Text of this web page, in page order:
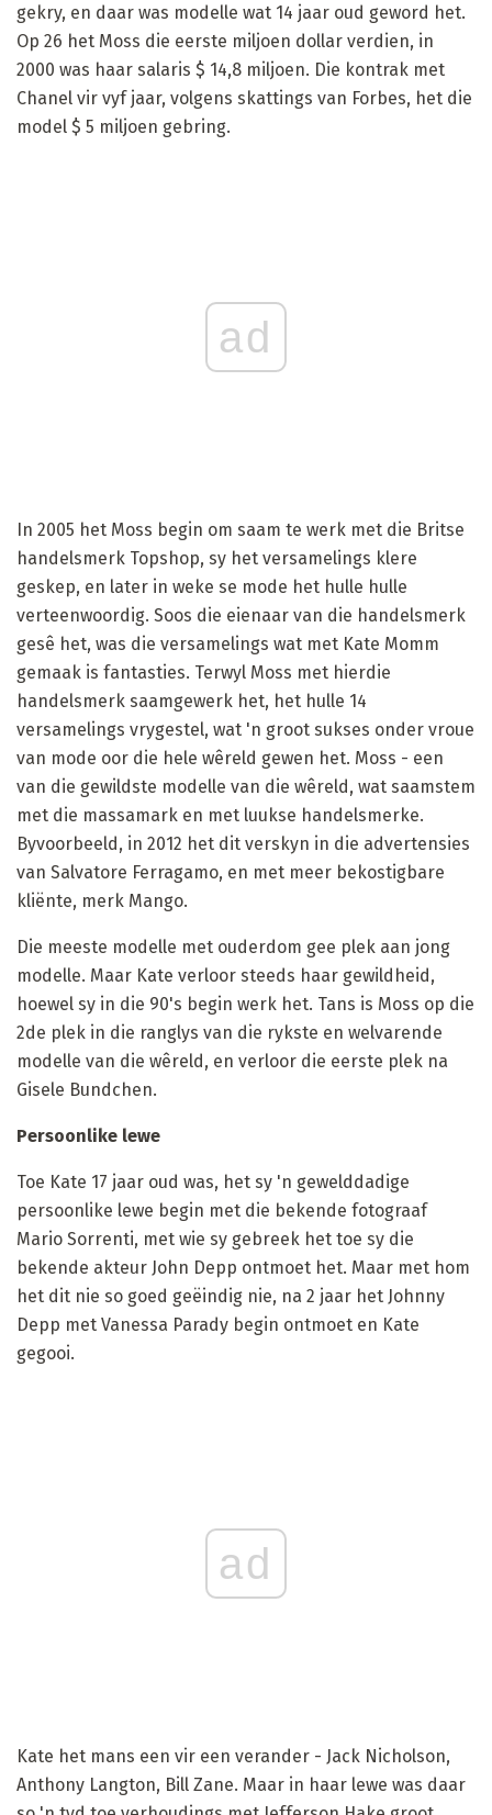
gekry, en daar was modelle wat 14 jaar oud geword het.
Op 26 het Moss die eerste miljoen dollar verdien, in
2000 was haar salaris $ 14,8 miljoen. Die kontrak met
Chanel vir vyf jaar, volgens skattings van Forbes, het die
model $ 5 miljoen gebring.
ad
In 2005 het Moss begin om saam te werk met die Britse
handelsmerk Topshop, sy het versamelings klere
geskep, en later in weke se mode het hulle hulle
verteenwoordig. Soos die eienaar van die handelsmerk
gesê het, was die versamelings wat met Kate Momm
gemaak is fantasties. Terwyl Moss met hierdie
handelsmerk saamgewerk het, het hulle 14
versamelings vrygestel, wat 'n groot sukses onder vroue
van mode oor die hele wêreld gewen het. Moss - een
van die gewildste modelle van die wêreld, wat saamstem
met die massamark en met luukse handelsmerke.
Byvoorbeeld, in 2012 het dit verskyn in die advertensies
van Salvatore Ferragamo, en met meer bekostigbare
kliënte, merk Mango.
Die meeste modelle met ouderdom gee plek aan jong
modelle. Maar Kate verloor steeds haar gewildheid,
hoewel sy in die 90's begin werk het. Tans is Moss op die
2de plek in die ranglys van die rykste en welvarende
modelle van die wêreld, en verloor die eerste plek na
Gisele Bundchen.
Persoonlike lewe
Toe Kate 17 jaar oud was, het sy 'n gewelddadige
persoonlike lewe begin met die bekende fotograaf
Mario Sorrenti, met wie sy gebreek het toe sy die
bekende akteur John Depp ontmoet het. Maar met hom
het dit nie so goed geëindig nie, na 2 jaar het Johnny
Depp met Vanessa Parady begin ontmoet en Kate
gegooi.
ad
Kate het mans een vir een verander - Jack Nicholson,
Anthony Langton, Bill Zane. Maar in haar lewe was daar